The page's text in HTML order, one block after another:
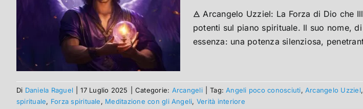
🜁 Arcangelo Uzziel: La Forza di Dio che
potenti sul piano spirituale. Il suo nome,
essenza: una potenza silenziosa,
Di Daniela Raguel 17 Luglio 2025 Categorie: Arcangeli Tag:Angeli poco conosciuti,Arcangelo Uzziel
spirituale, Forza spirituale, Meditazione con gli Angeli, Verità interiore